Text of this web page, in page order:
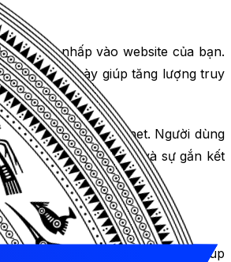
dùng nhấp vào website của bạn.
bạn. Điều này giúp tăng lượng truy
của bạn trên internet. Người dùng
giúp tăng lòng tin và sự gắn kết
, hiệu suất trang… SEO Onpage giúp